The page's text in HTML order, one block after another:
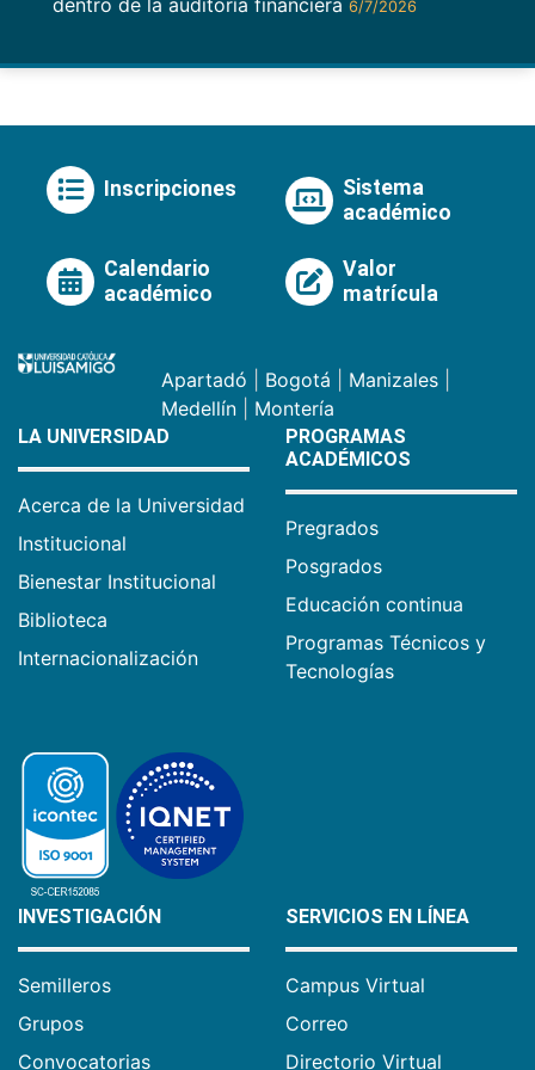
6/7/2026
Inscripciones
Sistema
académico
Calendario
académico
Valor
matrícula
Apartadó Bogotá Manizales
Medellín
Montería
LA UNIVERSIDAD
Acerca de la Universidad
Institucional
Bienestar Institucional
Biblioteca
Internacionalización
PROGRAMAS
ACADÉMICOS
Pregrados
Posgrados
Educación continua
Programas Técnicos y
Tecnologías
INVESTIGACIÓN
Semilleros
Grupos
Convocatorias
SERVICIOS EN LÍNEA
Campus Virtual
Correo
Directorio Virtual